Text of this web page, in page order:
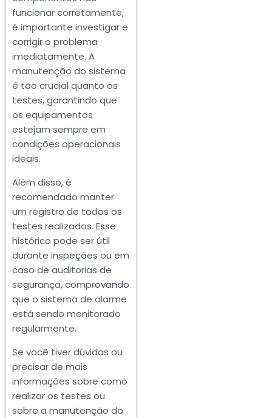
funcionar corretamente,
é importante investigar e
corrigir o problema
imediatamente. A
manutenção do sistema
é tão crucial quanto os
testes, garantindo que
os equipamentos
estejam sempre em
condições operacionais
ideais.
Além disso, é
recomendado manter
um registro de todos os
testes realizados. Esse
histórico pode ser útil
durante inspeções ou em
caso de auditorias de
segurança, comprovando
que o sistema de alarme
está sendo monitorado
regularmente.
Se você tiver dúvidas ou
precisar de mais
informações sobre como
realizar os testes ou
sobre a manutenção do